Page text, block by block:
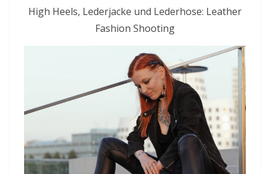
High Heels, Lederjacke und Lederhose: Leather
Fashion Shooting